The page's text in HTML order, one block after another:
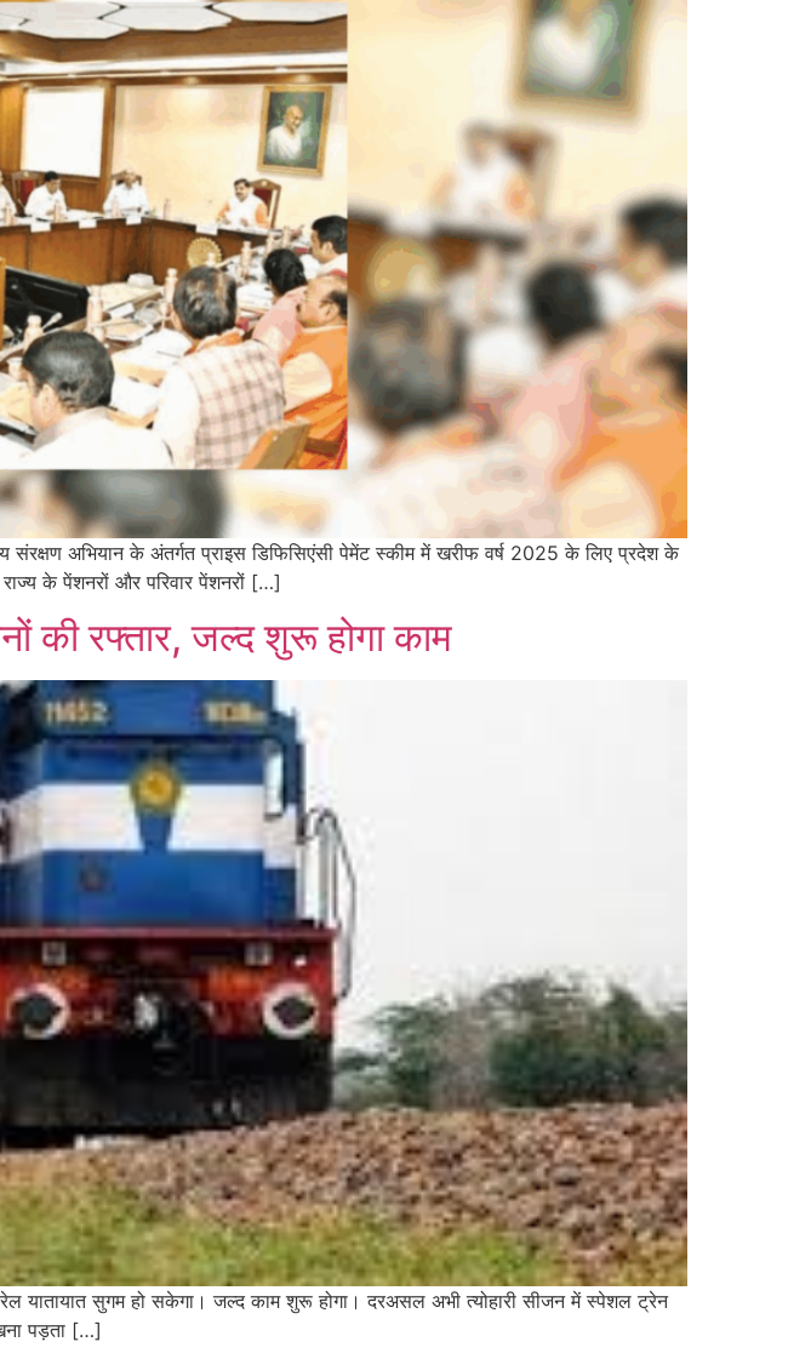
अभियान के अंतर्गत प्राइस डिफिसिएंसी पेमेंट स्कीम में खरीफ वर्ष 2025 के लिए प्रदेश के
के पेंशनरों और परिवार पेंशनरों […]
की रफ्तार, जल्द शुरू होगा काम
यातायात सुगम हो सकेगा। जल्द काम शुरू होगा। दरअसल अभी त्योहारी सीजन में स्पेशल ट्रेन
पड़ता […]